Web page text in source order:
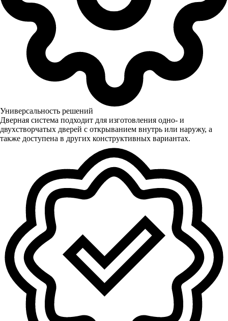
Универсальность решений
Дверная система подходит для изготовления одно- и
двухстворчатых дверей с открыванием внутрь или наружу, а
также доступена в других конструктивных вариантах.